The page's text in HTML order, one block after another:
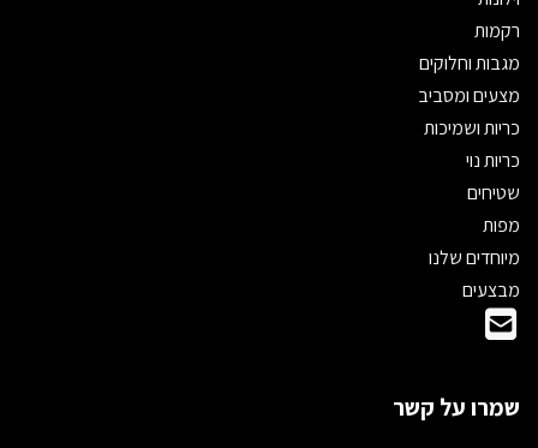
רקמות
מגבות וחלוקים
מצעים ומסביב
כריות ושמיכות
כריות נוי
שטיחים
מפות
מיוחדים שלנו
מבצעים
שמרו על קשר